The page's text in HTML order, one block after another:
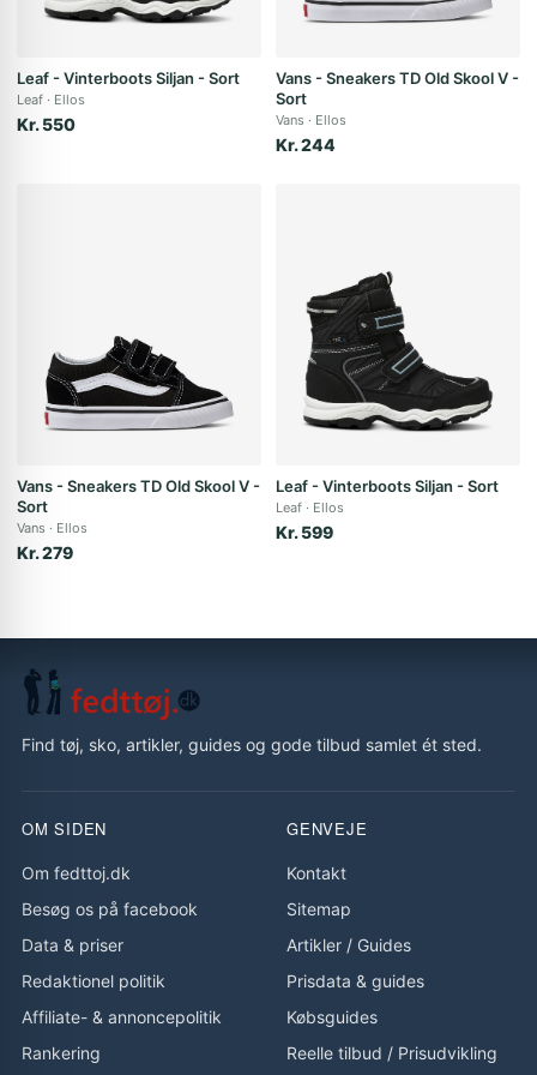
Leaf - Vinterboots Siljan - Sort
Leaf Ellos
Kr. 550
Vans - Sneakers TD Old Skool V -
Sort
Vans Ellos
Kr. 244
Vans - Sneakers TD Old Skool V -
Sort
Vans Ellos
Kr. 279
Leaf - Vinterboots Siljan - Sort
Leaf Ellos
Kr. 599
Find tøj, sko, artikler, guides og gode tilbud samlet ét sted.
OM SIDEN
Om fedttoj.dk
Besøg os på facebook
Data & priser
Redaktionel politik
Affiliate- & annoncepolitik
Rankering
GENVEJE
Kontakt
Sitemap
Artikler / Guides
Prisdata & guides
Købsguides
Reelle tilbud / Prisudvikling